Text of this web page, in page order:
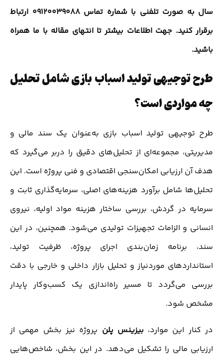
سال به صورت تلفنی با شماره تماس 09120039088 ارتباط
برقرار کنید. جهت اطلاعات بیشتر تا انتهای مقاله با ما همراه
باشید.
طرح توجیهی تولید اسباب بازی شامل تحلیل
چه مواردی است؟
طرح توجیهی تولید اسباب بازی به‌عنوان یک سند مالی و
مدیریتی، مجموعه‌ای از تحلیل‌های دقیق را دربر می‌گیرد که
هدف آن ارزیابی امکان‌سنجی اقتصادی و فنی پروژه است. این
تحلیل‌ها شامل برآورد هزینه‌های اصلی، سرمایه‌گذاری ثابت و
سرمایه در گردش، بررسی ساختار هزینه مواد اولیه، نیروی
انسانی و الزامات تجهیزات تولیدی می‌شود. همچنین، در این
سند، برنامه زمان‌بندی اجرای پروژه، ظرفیت تولید،
استانداردهای موردنیاز و تحلیل بازار داخلی و خارجی با دقت
بررسی می‌گردد تا مسیر راه‌اندازی یک کسب‌وکار پایدار
مشخص شود.
در کنار این موارد، بیزینس پلن پروژه نیز بخش مهمی از
ارزیابی مالی را تشکیل می‌دهد. در این بخش، شاخص‌هایی